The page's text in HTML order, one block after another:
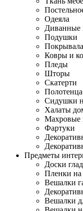
Одеяла
Диванные
Подушки
Покрывала
Ковры и
Пледы
Шторы
Скатерти
Полотенца
Сидушки
Халаты
Махровые
Фартуки
Предметы
Доски
Пленки на
Вешалки
Вешалки